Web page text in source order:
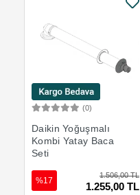
(0)
Daikin Yoğuşmalı
Kombi Yatay Baca
Seti
1.506,00 TL
1.255,00 TL
%17